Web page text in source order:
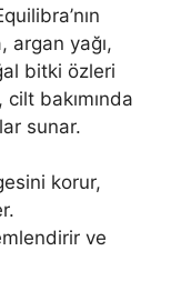
argan yağı,
bitki özleri
bakımında
sunar.
korur,
ve